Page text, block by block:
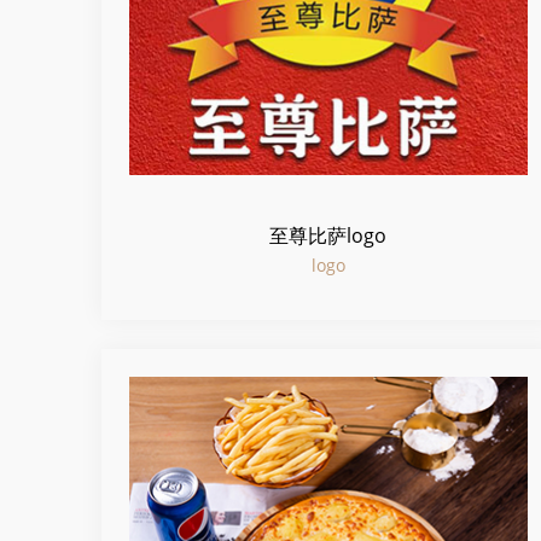
至尊比萨logo
logo